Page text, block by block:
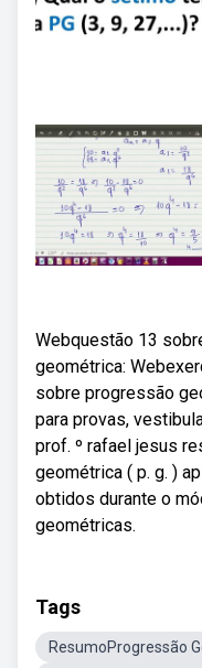
Webquestão 13
geométrica:
sobre progressão
para provas,
prof. º rafael jesus
geométrica ( p. g. )
obtidos durante o
geométricas.
Tags
ResumoProgressão